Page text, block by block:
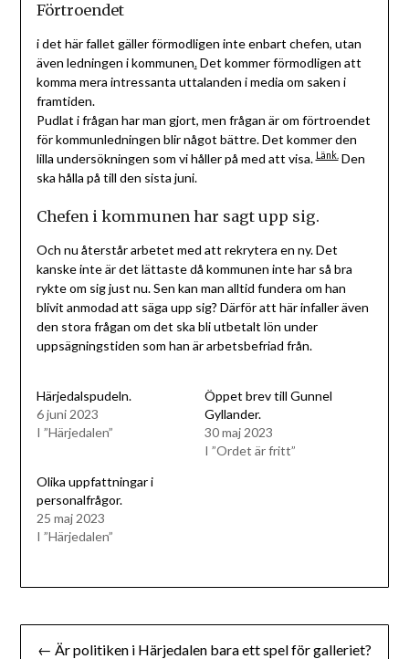
Förtroendet
i det här fallet gäller förmodligen inte enbart chefen, utan
även ledningen i kommunen.Det kommer förmodligen att
komma mera intressanta uttalanden i media om saken i
framtiden.
Pudlat i frågan har man gjort, men frågan är om förtroendet
för kommunledningen blir något bättre. Det kommer den
lilla undersökningen som vi håller på med att visa.Länk.Den
ska hålla på till den sista juni.
Chefen i kommunen har sagt upp sig.
Och nu återstår arbetet med att rekrytera en ny. Det
kanske inte är det lättaste då kommunen inte har så bra
rykte om sig just nu. Sen kan man alltid fundera om han
blivit anmodad att säga upp sig? Därför att här infaller även
den stora frågan om det ska bli utbetalt lön under
uppsägningstiden som han är arbetsbefriad från.
Härjedalspudeln.
6 juni 2023
I ”Härjedalen”
Öppet brev till Gunnel
Gyllander.
30 maj 2023
I ”Ordet är fritt”
Olika uppfattningar i
personalfrågor.
25 maj 2023
I ”Härjedalen”
Inläggsnavigering
← Är politiken i Härjedalen bara ett spel för galleriet?